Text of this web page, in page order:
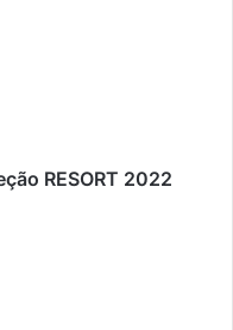
RESORT 2022